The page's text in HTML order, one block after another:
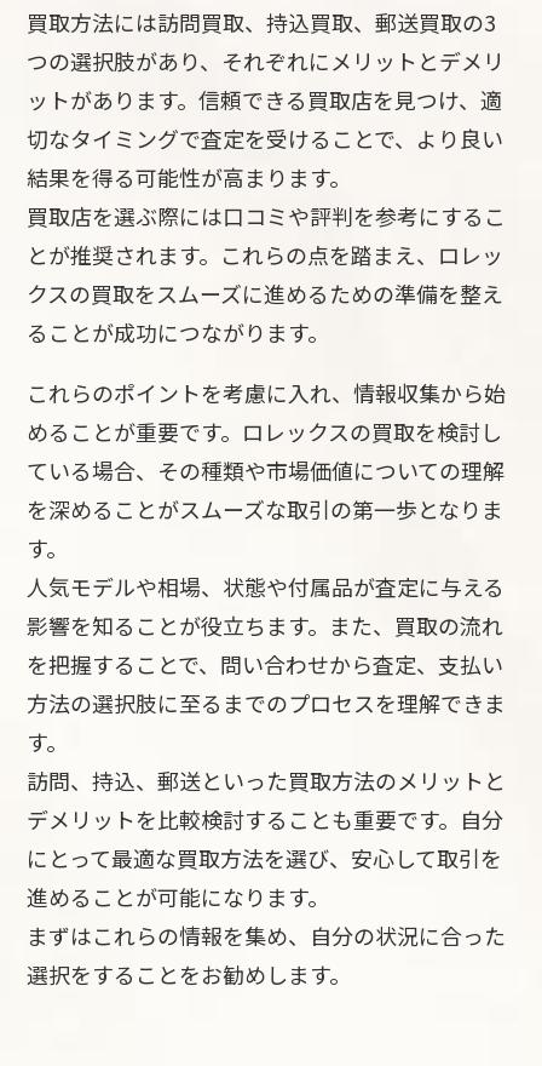
買取方法には訪問買取、持込買取、郵送買取の3
つの選択肢があり、それぞれにメリットとデメリ
ットがあります。信頼できる買取店を見つけ、適
切なタイミングで査定を受けることで、より良い
結果を得る可能性が高まります。
買取店を選ぶ際には口コミや評判を参考にするこ
とが推奨されます。これらの点を踏まえ、ロレッ
クスの買取をスムーズに進めるための準備を整え
ることが成功につながります。
これらのポイントを考慮に入れ、情報収集から始
めることが重要です。ロレックスの買取を検討し
ている場合、その種類や市場価値についての理解
を深めることがスムーズな取引の第一歩となりま
す。
人気モデルや相場、状態や付属品が査定に与える
影響を知ることが役立ちます。また、買取の流れ
を把握することで、問い合わせから査定、支払い
方法の選択肢に至るまでのプロセスを理解できま
す。
訪問、持込、郵送といった買取方法のメリットと
デメリットを比較検討することも重要です。自分
にとって最適な買取方法を選び、安心して取引を
進めることが可能になります。
まずはこれらの情報を集め、自分の状況に合った
選択をすることをお勧めします。